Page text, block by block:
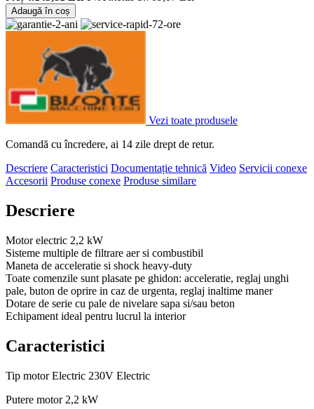
Adaugă în coș
Vezi toate produsele
Comandă cu încredere, ai 14 zile drept de retur.
Descriere Caracteristici Documentație tehnică Video Servicii conexe
Accesorii Produse conexe Produse similare
Descriere
Motor electric 2,2 kW
Sisteme multiple de filtrare aer si combustibil
Maneta de acceleratie si shock heavy-duty
Toate comenzile sunt plasate pe ghidon: acceleratie, reglaj unghi
pale, buton de oprire in caz de urgenta, reglaj inaltime maner
Dotare de serie cu pale de nivelare sapa si/sau beton
Echipament ideal pentru lucrul la interior
Caracteristici
Tip motorElectric 230V Electric
Putere motor 2,2 kW